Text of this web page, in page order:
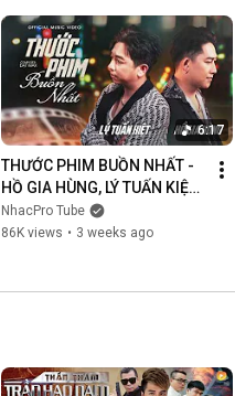
6:17
THƯỚC PHIM BUỒN NHẤT -
HỒ GIA HÙNG, LÝ TUẤN KIỆT |
OFFICIAL MUSIC VIDEO
NhacPro Tube
86K views • 3 weeks ago